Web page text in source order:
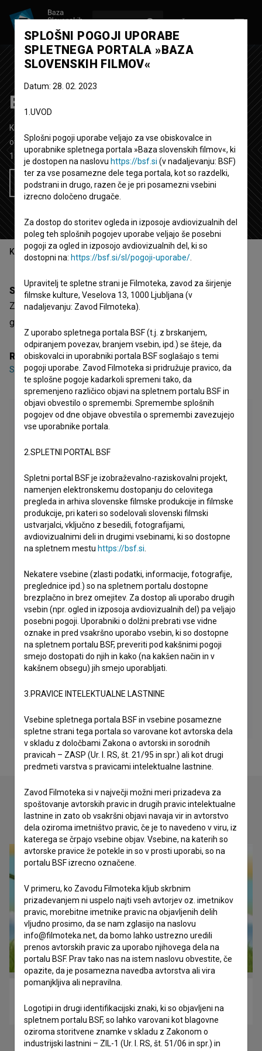
Brihtne buče
Kratki animirani film
otroški
1957
Jugoslavija (Slovenija)
Želim si ogledati ta film
Kazalo
Sinopsis
Zgodba o nespretnih kmetih, ki naredijo vse narobe, in o
gasilcih, ki niso nič boljši.
Režija
Saša Dobrila
Oglejte si
otroški
SPLOŠNI POGOJI UPORABE
SPLETNEGA PORTALA »BAZA
SLOVENSKIH FILMOV«
Datum: 28. 02. 2023
1.UVOD
Splošni pogoji uporabe veljajo za vse obiskovalce in
uporabnike spletnega portala »Baza slovenskih filmov«, ki
je dostopen na naslovu https://bsf.si (v nadaljevanju: BSF)
ter za vse posamezne dele tega portala, kot so razdelki,
podstrani in drugo, razen če je pri posamezni vsebini
izrecno določeno drugače.
Za dostop do storitev ogleda in izposoje avdiovizualnih del
poleg teh splošnih pogojev uporabe veljajo še posebni
pogoji za ogled in izposojo avdiovizualnih del, ki so
dostopni na: https://bsf.si/sl/pogoji-uporabe/
Upravitelj te spletne strani je Filmoteka, zavod za širjenje
filmske kulture, Veselova 13, 1000 Ljubljana (v
nadaljevanju: Zavod Filmoteka).
Z uporabo spletnega portala BSF (t.j. z brskanjem,
odpiranjem povezav, branjem vsebin, ipd.) se šteje, da
obiskovalci in uporabniki portala BSF soglašajo s temi
pogoji uporabe. Zavod Filmoteka si pridružuje pravico, da
te splošne pogoje kadarkoli spremeni tako, da
spremenjeno različico objavi na spletnem portalu BSF in
objavi obvestilo o spremembi. Spremembe splošnih
pogojev od dne objave obvestila o spremembi zavezujejo
vse uporabnike portala.
2.SPLETNI PORTAL BSF
Spletni portal BSF je izobraževalno-raziskovalni projekt,
namenjen elektronskemu dostopanju do celovitega
pregleda in arhiva slovenske filmske produkcije in filmske
produkcije, pri kateri so sodelovali slovenski filmski
ustvarjalci, vključno z besedili, fotografijami,
avdiovizualnimi deli in drugimi vsebinami, ki so dostopne
na spletnem mestu https://bsf.si
Nekatere vsebine (zlasti podatki, informacije, fotografije,
preglednice ipd.) so na spletnem portalu dostopne
brezplačno in brez omejitev. Za dostop ali uporabo drugih
vsebin (npr. ogled in izposoja avdiovizualnih del) pa veljajo
posebni pogoji. Uporabniki o dolžni prebrati vse vidne
oznake in pred vsakršno uporabo vsebin, ki so dostopne
na spletnem portalu BSF, preveriti pod kakšnimi pogoji
smejo dostopati do njih in kako (na kakšen način in v
kakšnem obsegu) jih smejo uporabljati.
3.PRAVICE INTELEKTUALNE LASTNINE
Vsebine spletnega portala BSF in vsebine posamezne
spletne strani tega portala so varovane kot avtorska dela
v skladu z določbami Zakona o avtorski in sorodnih
pravicah – ZASP (Ur. l. RS, št. 21/95 in spr.) ali kot drugi
predmeti varstva s pravicami intelektualne lastnine.
Zavod Filmoteka si v največji možni meri prizadeva za
spoštovanje avtorskih pravic in drugih pravic intelektualne
lastnine in zato ob vsakršni objavi navaja vir in avtorstvo
dela oziroma imetništvo pravic, če je to navedeno v viru, iz
katerega se črpajo vsebine objav. Vsebine, na katerih so
avtorske pravice že potekle in so v prosti uporabi, so na
portalu BSF izrecno označene.
V primeru, ko Zavodu Filmoteka kljub skrbnim
prizadevanjem ni uspelo najti vseh avtorjev oz. imetnikov
pravic, morebitne imetnike pravic na objavljenih delih
vljudno prosimo, da se nam zglasijo na naslovu
info@filmoteka.net, da bomo lahko ustrezno uredili
prenos avtorskih pravic za uporabo njihovega dela na
portalu BSF. Prav tako nas na istem naslovu obvestite, če
opazite, da je posamezna navedba avtorstva ali vira
pomanjkljiva ali nepravilna.
Logotipi in drugi identifikacijski znaki, ki so objavljeni na
spletnem portalu BSF, so lahko varovani kot blagovne
oziroma storitvene znamke v skladu z Zakonom o
industrijski lastnini – ZIL-1 (Ur. l. RS, št. 51/06 in spr.) in